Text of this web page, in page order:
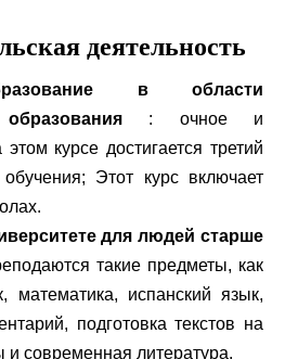
деятельность
в области
: очное и
курсе достигается третий
Этот курс включает
для людей старше
такие предметы, как
математика, испанский язык,
подготовка текстов на
и современная литература.